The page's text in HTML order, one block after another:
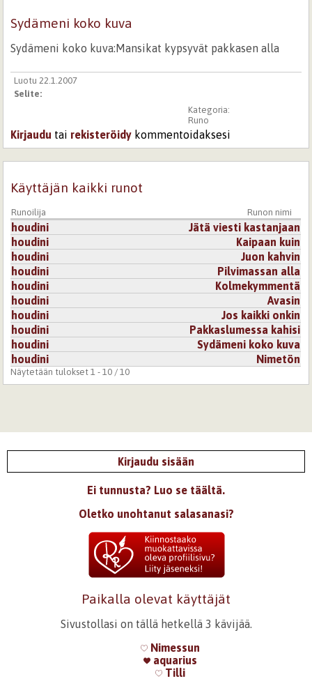
Sydämeni koko kuva
Sydämeni koko kuva:Mansikat kypsyvät pakkasen alla
Luotu 22.1.2007
Selite:
Kategoria:
Runo
Kirjaudu tai rekisteröidy kommentoidaksesi
Käyttäjän kaikki runot
Runoilija Runon nimi
houdini
Jätä viesti kastanjaan
houdini
Kaipaan kuin
houdini
Juon kahvin
houdini
Pilvimassan alla
houdini
Kolmekymmentä
houdini
Avasin
houdini
Jos kaikki onkin
houdini
Pakkaslumessa kahisi
houdini
Sydämeni koko kuva
houdini
Nimetön
Näytetään tulokset 1 - 10 / 10
Kirjaudu sisään
Ei tunnusta? Luo se täältä.
Oletko unohtanut salasanasi?
Paikalla olevat käyttäjät
Sivustollasi on tällä hetkellä 3 kävijää.
Nimessun
aquarius
Tilli